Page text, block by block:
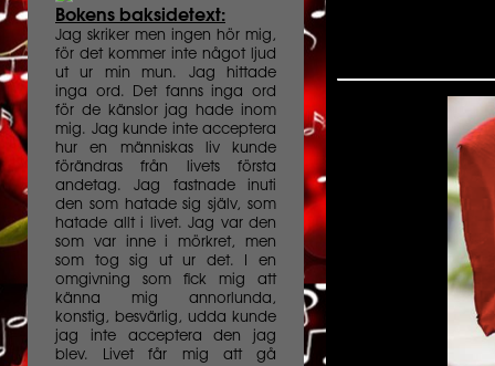
Bokens baksidetext:
Jag skriker men ingen hör mig,
för det kommer inte något ljud
ut ur min mun. Jag hittade
inga ord. Det fanns inga ord
för de känslor jag hade inom
mig. Jag kunde inte acceptera
hur en människas liv kunde
förändras från livets första
andetag. Jag fastnade inuti
den som hatade sig själv, som
hatade allt i livet. Jag var den
som var inne i mörkret, men
som tog sig ut ur det. I en
omgivning som fick mig att
känna mig annorlunda,
konstig, besvärlig, udda kunde
jag inte acceptera den jag
blev. Livet får mig att gå